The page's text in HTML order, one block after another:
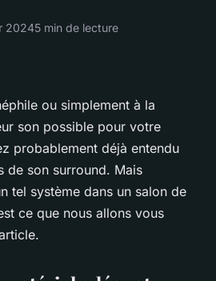
20245 min de lecture
ou simplement à la
son possible pour votre
probablement déjà entendu
de son surround. Mais
tel système dans un salon de
ce que nous allons vous